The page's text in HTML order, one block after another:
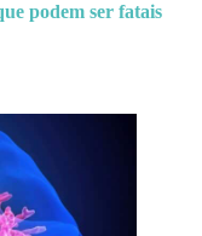
podem ser fatais